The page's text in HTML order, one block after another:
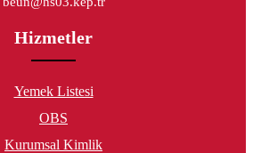
Hizmetler
Yemek Listesi
OBS
Kurumsal Kimlik